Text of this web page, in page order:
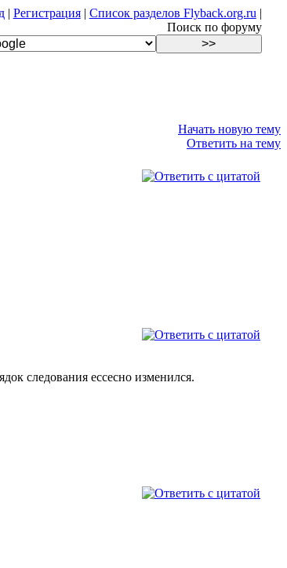
| Регистрация| Список разделов Flyback.org.ru |
Поиск по форуму
Начать новую тему
Ответить на тему
следования ессесно изменился.